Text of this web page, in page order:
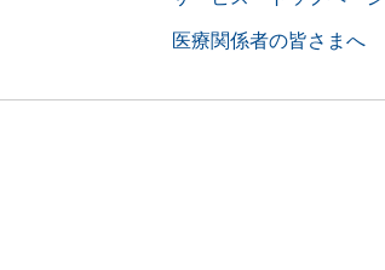
医療関係者の皆さまへ